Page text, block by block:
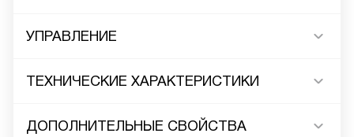
УПРАВЛЕНИЕ
ТЕХНИЧЕСКИЕ ХАРАКТЕРИСТИКИ
ДОПОЛНИТЕЛЬНЫЕ СВОЙСТВА